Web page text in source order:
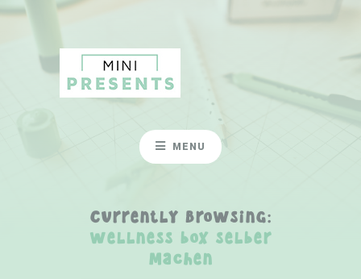
MENU
Currently Browsing:
wellness box selber
machen